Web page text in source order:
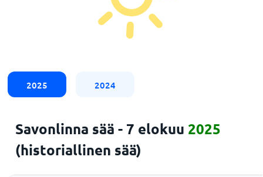
2025 2024
Savonlinna sää - 7 elokuu 2025
(historiallinen sää)